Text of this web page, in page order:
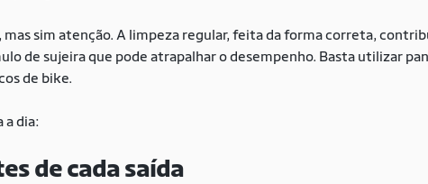
sim atenção. A limpeza regular, feita da forma correta,
de sujeira que pode atrapalhar o desempenho. Basta utilizar
de bike.
a dia:
de cada saída